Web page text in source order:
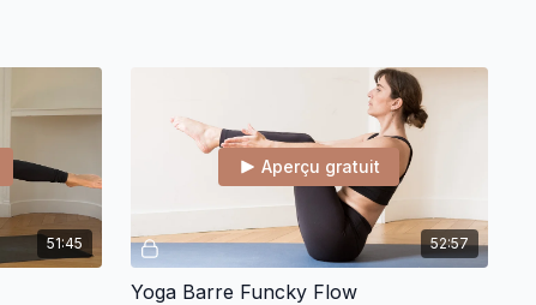
51:45 52:57
Aperçu gratuit
Yoga Barre Funcky Flow